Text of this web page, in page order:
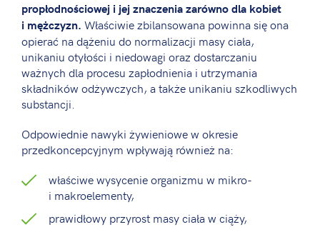
propłodnościowej i jej znaczenia zarówno dla kobiet
i mężczyzn. Właściwie zbilansowana powinna się ona
opierać na dążeniu do normalizacji masy ciała,
unikaniu otyłości i niedowagi oraz dostarczaniu
ważnych dla procesu zapłodnienia i utrzymania
składników odżywczych, a także unikaniu szkodliwych
substancji.
Odpowiednie nawyki żywieniowe w okresie
przedkoncepcyjnym wpływają również na:
właściwe wysycenie organizmu w mikro-
i makroelementy,
prawidłowy przyrost masy ciała w ciąży,